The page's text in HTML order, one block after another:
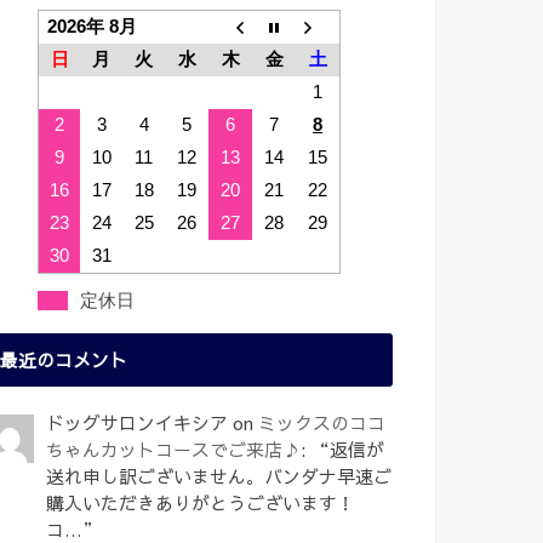
2026年 8月
日
月 火 水 木 金
土
1
2
3 4 5 6 7
8
9
10 11 12 13 14
15
16
17 18 19 20 21
22
23
24 25 26 27 28
29
30
31
定休日
最近のコメント
ドッグサロンイキシア on ミックスのココ
ちゃんカットコースでご来店♪ : “返信が
送れ申し訳ございません。バンダナ早速ご
購入いただきありがとうございます！
コ… ”